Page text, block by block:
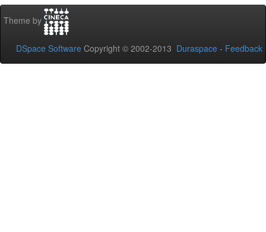
Theme by
DSpace Software Copyright © 2002-2013 Duraspace - Feedback